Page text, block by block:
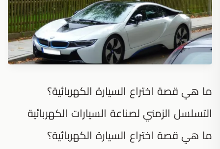
ما هي قصة اختراع السيارة الكهربائية؟
التسلسل الزمني لصناعة السيارات الكهربائية
ما هي قصة اختراع السيارة الكهربائية؟